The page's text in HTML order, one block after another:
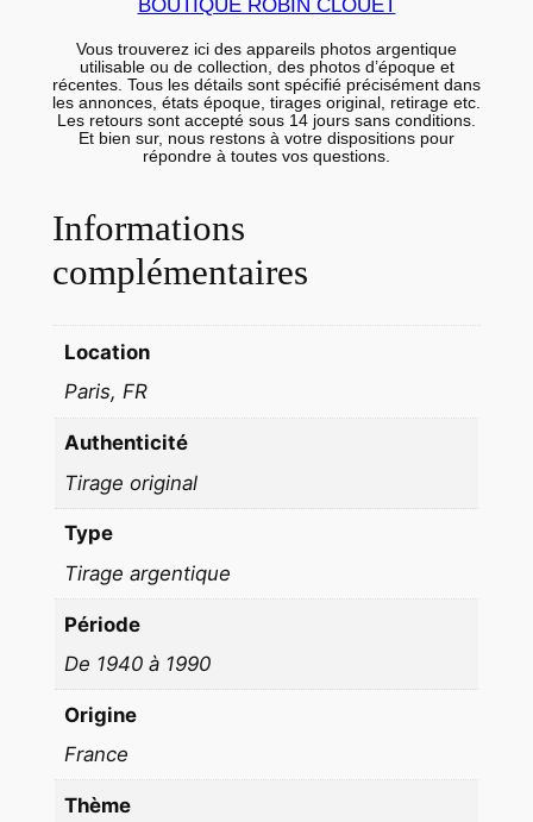
T
E
T
E
R
G
T
C
BOUTIQUE ROBIN CLOUET
Vous trouverez ici des appareils photos argentique
utilisable ou de collection, des photos d’époque et
récentes. Tous les détails sont spécifié précisément dans
les annonces, états époque, tirages original, retirage etc.
Les retours sont accepté sous 14 jours sans conditions.
Et bien sur, nous restons à votre dispositions pour
répondre à toutes vos questions.
Informations
complémentaires
Location
Paris, FR
Authenticité
Tirage original
Type
Tirage argentique
Période
De 1940 à 1990
Origine
France
Thème